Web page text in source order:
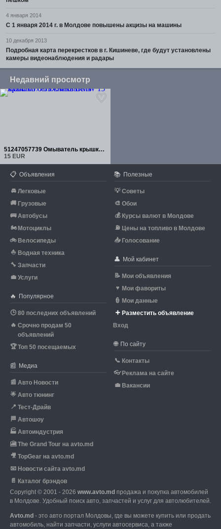
4 января 2014
С 1 января 2014 г. в Молдове повышены акцизы на машины
10 декабря 2013
Подробная карта перекрестков в г. Кишиневе, где будут установлены
камеры видеонаблюдения и радары
Недавний просмотр
51247057739 Омыватель крышки багажника BMW
15 EUR
📋 Объявления
🚘 Легковые
🚚 Грузовые
🚌 Автобусы
🏍 Мотоциклы
🚲 Велосипеды
⛵ Водная техника
🔧 Запчасти
💼 Услуги
🔥 Популярное
🕒 80 последних объявлений
🔥 Срочно продам 50
объявлений
🏆Топ 50 посещаемых
📰 Медиа
📰 Авто Новости
🌟 Авто тюнинг
📍 Тест-Драйв
🏁 Автошоу
🏭 Автоиндустрия
🎦 The Grand Tour на avto.md
🎥 TopGear на avto.md
📧 Новости сайта avto.md
📄 Каталог брэндов
📚 Полезные
💡 Советы
🎨 Обои
💰 Курсы валют в Молдове
⛽ Цены на топливо в Молдове
📥 Голосование
👤 Мой кабинет
📝 Мои объявления
♥ Мои фавориты
👮 Мои данные
➕ Разместить объявление
Вход
🌐 По сайту
📞 Контакты
👓 Реклама на сайте
💼 Вакансии
Copyright © 2001 - 2026 www.avto.md продажа и покупка автомобилей
в Молдове. Удобный поиск авто, запчастей и услуг для автолюбителей.
Avto.md - это авто портал Молдовы, где вы можете купить или продать
автомобиль, найти запчасти, услуги автосервиса, а также